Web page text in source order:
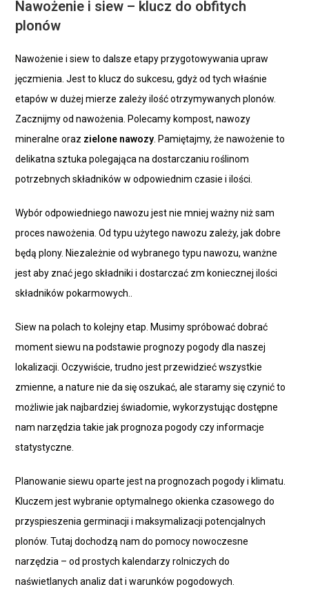
Nawożenie i siew – klucz do obfitych
plonów
Nawożenie i siew to dalsze etapy przygotowywania upraw
jęczmienia. Jest to klucz do sukcesu, gdyż od tych właśnie
etapów w dużej mierze zależy ilość otrzymywanych plonów.
Zacznijmy od nawożenia. Polecamy kompost, nawozy
mineralne oraz zielone nawozy . Pamiętajmy, że nawożenie to
delikatna sztuka polegająca na dostarczaniu roślinom
potrzebnych składników w odpowiednim czasie i ilości.
Wybór odpowiedniego nawozu jest nie mniej ważny niż sam
proces nawożenia. Od typu użytego nawozu zależy, jak dobre
będą plony. Niezależnie od wybranego typu nawozu, wanżne
jest aby znać jego składniki i dostarczać zm koniecznej ilości
składników pokarmowych..
Siew na polach to kolejny etap. Musimy spróbować dobrać
moment siewu na podstawie prognozy pogody dla naszej
lokalizacji. Oczywiście, trudno jest przewidzieć wszystkie
zmienne, a nature nie da się oszukać, ale staramy się czynić to
możliwie jak najbardziej świadomie, wykorzystując dostępne
nam narzędzia takie jak prognoza pogody czy informacje
statystyczne.
Planowanie siewu oparte jest na prognozach pogody i klimatu.
Kluczem jest wybranie optymalnego okienka czasowego do
przyspieszenia germinacji i maksymalizacji potencjalnych
plonów. Tutaj dochodzą nam do pomocy nowoczesne
narzędzia – od prostych kalendarzy rolniczych do
naświetlanych analiz dat i warunków pogodowych.